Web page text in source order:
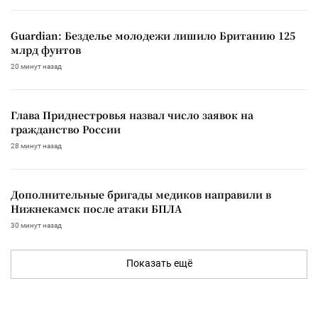
Guardian: Безделье молодежи лишило Британию 125
млрд фунтов
20 минут назад
Глава Приднестровья назвал число заявок на
гражданство России
28 минут назад
Дополнительные бригады медиков направили в
Нижнекамск после атаки БПЛА
30 минут назад
Показать ещё